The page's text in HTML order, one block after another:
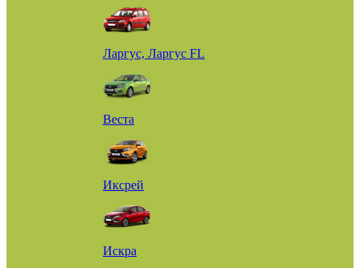
Ларгус, Ларгус FL
Веста
Иксрей
Искра